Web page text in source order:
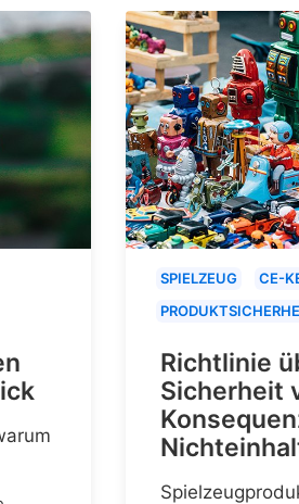
SPIELZEUG
CE-
Richtlinie
Sicherheit